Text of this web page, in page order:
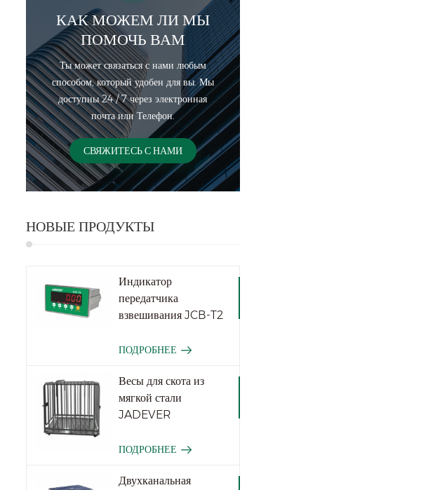
КАК МОЖЕМ ЛИ МЫ
ПОМОЧЬ ВАМ
Ты может связаться с нами любым
способом, который удобен для вы. Мы
доступны 24 / 7 через электронная
почта или Телефон.
СВЯЖИТЕСЬ С НАМИ
НОВЫЕ ПРОДУКТЫ
Индикатор
передатчика
взвешивания JCB-T2
ПОДРОБНЕЕ
Весы для скота из
мягкой стали
JADEVER
ПОДРОБНЕЕ
Двухканальная